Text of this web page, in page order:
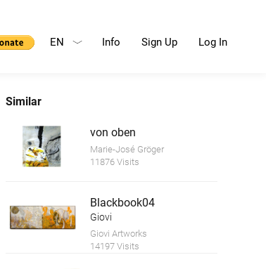
Info Sign Up Log In
EN
Similar
von oben
Marie-José Gröger
11876 Visits
Blackbook04
Giovi
Giovi Artworks
14197 Visits